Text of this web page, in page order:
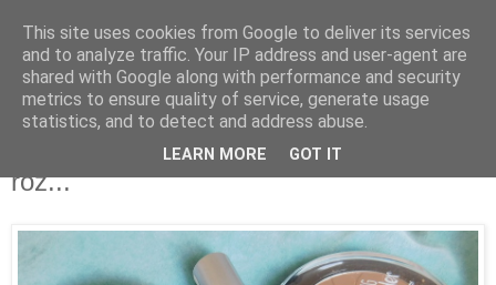
24 lipca 2017
Bell - puder brązujący, rozświetlacz,
róż...
This site uses cookies from Google to deliver its services
and to analyze traffic. Your IP address and user-agent are
shared with Google along with performance and security
metrics to ensure quality of service, generate usage
statistics, and to detect and address abuse.
LEARN MORE GOT IT